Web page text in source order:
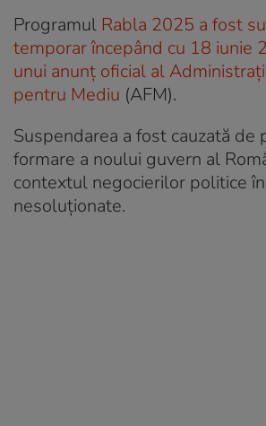
Programul Rabla 2025 a fost
temporar începând cu 18 iunie
unui anunț oficial al
pentru Mediu (AFM).
Suspendarea a fost cauzată de
formare a noului guvern al
contextul negocierilor politice
nesoluționate.